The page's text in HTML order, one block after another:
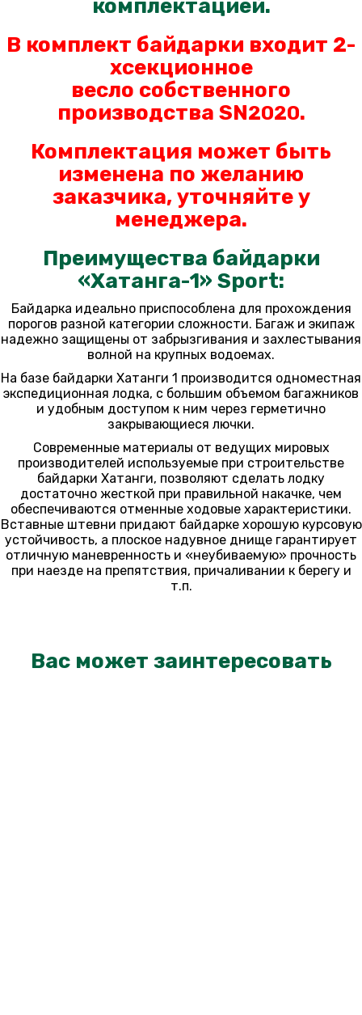
комплектацией.
В комплект байдарки входит 2-
хсекционное
весло собственного
производства SN2020.
Комплектация может быть
изменена по желанию
заказчика, уточняйте у
менеджера.
Преимущества байдарки
«Хатанга-1» Sport:
Байдарка идеально приспособлена для прохождения
порогов разной категории сложности. Багаж и экипаж
надежно защищены от забрызгивания и захлестывания
волной на крупных водоемах.
На базе байдарки Хатанги 1 производится одноместная
экспедиционная лодка, с большим объемом багажников
и удобным доступом к ним через герметично
закрывающиеся лючки.
Современные материалы от ведущих мировых
производителей используемые при строительстве
байдарки Хатанги, позволяют сделать лодку
достаточно жесткой при правильной накачке, чем
обеспечиваются отменные ходовые характеристики.
Вставные штевни придают байдарке хорошую курсовую
устойчивость, а плоское надувное днище гарантирует
отличную маневренность и «неубиваемую» прочность
при наезде на препятствия, причаливании к берегу и
т.п.
Вас может заинтересовать